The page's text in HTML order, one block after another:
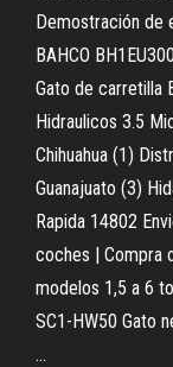
Demostración de
BAHCO
Gato de carretilla
Hidraulicos 3.5
Chihuahua (1)
Guanajuato (3)
Rapida 14802
coches | Compra
modelos 1,5 a 6
SC1-HW50 Gato
...